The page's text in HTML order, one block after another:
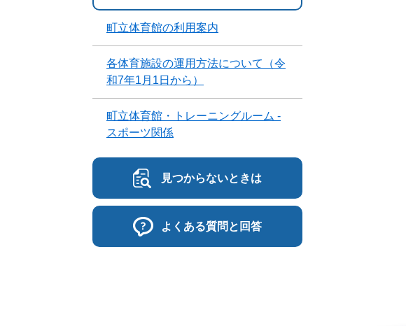
町立体育館の利用案内
各体育施設の運用方法について（令
和7年1月1日から）
町立体育館・トレーニングルーム -
スポーツ関係
見つからないときは
よくある質問と回答